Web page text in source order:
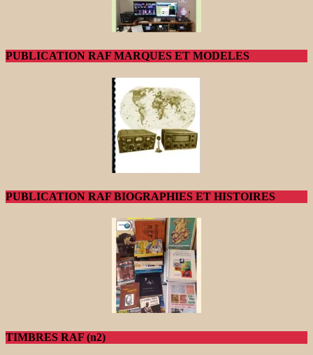
PUBLICATION RAF MARQUES ET MODELES
PUBLICATION RAF BIOGRAPHIES ET HISTOIRES
TIMBRES RAF (n2)